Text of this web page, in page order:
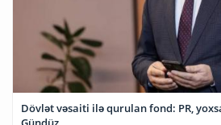
Dövlət vəsaiti ilə qurulan fond: PR,